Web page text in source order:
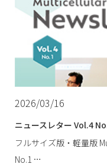
2026/03/16
ニュースレター Vol.4
フルサイズ版・軽量版
No.1 …